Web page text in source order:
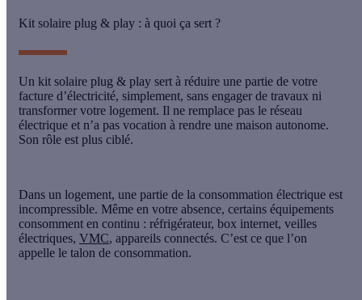
Kit solaire plug & play : à quoi ça sert ?
Un kit solaire plug & play sert à réduire une partie de votre
facture d’électricité, simplement, sans engager de travaux ni
transformer votre logement. Il ne remplace pas le réseau
électrique et n’a pas vocation à rendre une maison autonome.
Son rôle est plus ciblé.
Dans un logement, une partie de la consommation électrique est
incompressible. Même en votre absence, certains équipements
consomment en continu : réfrigérateur, box internet, veilles
électriques, VMC, appareils connectés. C’est ce que l’on
appelle le talon de consommation.